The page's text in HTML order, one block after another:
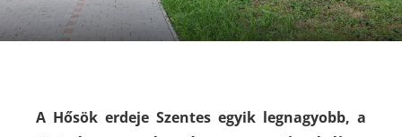
A Hősök erdeje Szentes egyik legnagyobb, a